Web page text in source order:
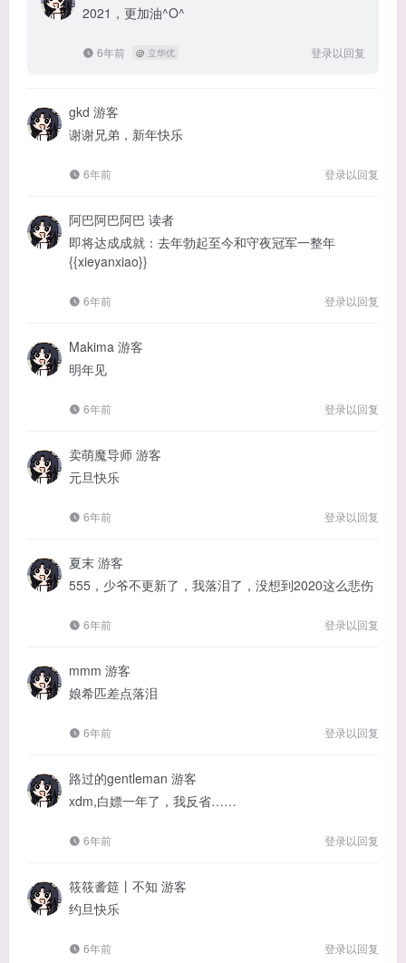
2021，更加油^O^
6年前 @ 立华优 登录以回复
gkd 游客
谢谢兄弟，新年快乐
6年前 登录以回复
阿巴阿巴阿巴 读者
即将达成成就：去年勃起至今和守夜冠军一整年
{{xieyanxiao}}
6年前 登录以回复
Makima 游客
明年见
6年前 登录以回复
卖萌魔导师 游客
元旦快乐
6年前 登录以回复
夏末 游客
555，少爷不更新了，我落泪了，没想到2020这么悲伤
6年前 登录以回复
mmm 游客
娘希匹差点落泪
6年前 登录以回复
路过的gentleman 游客
xdm,白嫖一年了，我反省……
6年前 登录以回复
筱筱詟筵丨不知 游客
约旦快乐
6年前 登录以回复